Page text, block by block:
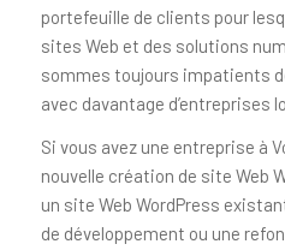
portefeuille de clients pour
sites Web et des solutions
sommes toujours impatients
avec davantage d’entreprises
Si vous avez une entreprise à
nouvelle création de site Web
un site Web WordPress
de développement ou une